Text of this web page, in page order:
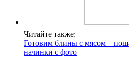
Читайте также:
Готовим блины с мясом –
начинки с фото